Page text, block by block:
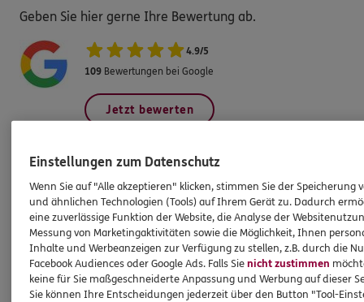
Geben Sie hier gerne Ihre Bewertung ab.
4.9/5
109 Bewertungen bei Google
Jetzt bewerten
Produkte
Zahnversicherungen
Kfz-Versicherung
Krankenversicherung
Einstellungen zum Datenschutz
Wenn Sie auf "Alle akzeptieren" klicken, stimmen Sie der Speicherung
und ähnlichen Technologien (Tools) auf Ihrem Gerät zu. Dadurch
eine zuverlässige Funktion der Website, die Analyse der
Messung von Marketingaktivitäten sowie die Möglichkeit, Ihnen
Inhalte und Werbeanzeigen zur Verfügung zu stellen, z.B. durch die
Facebook Audiences oder Google Ads. Falls Sienicht zustimmen
keine für Sie maßgeschneiderte Anpassung und Werbung auf dieser
Sie können Ihre Entscheidungen jederzeit über den Button "Tool-